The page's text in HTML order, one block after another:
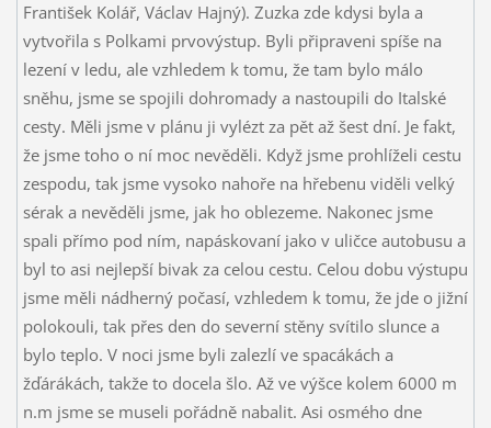
František Kolář, Václav Hajný). Zuzka zde kdysi byla a
vytvořila s Polkami prvovýstup. Byli připraveni spíše na
lezení v ledu, ale vzhledem k tomu, že tam bylo málo
sněhu, jsme se spojili dohromady a nastoupili do Italské
cesty. Měli jsme v plánu ji vylézt za pět až šest dní. Je fakt,
že jsme toho o ní moc nevěděli. Když jsme prohlíželi cestu
zespodu, tak jsme vysoko nahoře na hřebenu viděli velký
sérak a nevěděli jsme, jak ho oblezeme. Nakonec jsme
spali přímo pod ním, napáskovaní jako v uličce autobusu a
byl to asi nejlepší bivak za celou cestu. Celou dobu výstupu
jsme měli nádherný počasí, vzhledem k tomu, že jde o jižní
polokouli, tak přes den do severní stěny svítilo slunce a
bylo teplo. V noci jsme byli zalezlí ve spacákách a
žďárákách, takže to docela šlo. Až ve výšce kolem 6000 m
n.m jsme se museli pořádně nabalit. Asi osmého dne